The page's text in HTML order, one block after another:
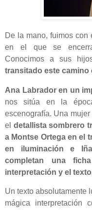
De la mano, fuimos
en el que se
Conocimos a sus
transitado este camino
Ana Labrador en un
nos sitúa en la
escenografía. Una
el detallista sombrero
a Montse Ortega en el
en iluminación e
completan una
interpretación y el
Un texto absolutamente
mágica interpretación